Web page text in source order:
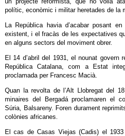
polític, econòmic i militar heretades de la
La República havia d’acabar posant
existent, i el fracàs de les expectatives
en alguns sectors del moviment obrer.
El 14 d’abril del 1931, el nounat govern
República Catalana, com a Estat
proclamada per Francesc Macià.
Quan la revolta de l’Alt Llobregat del
minaires del Bergadá proclamaren el
Súria, Balsareny. Foren durament
colònies africanes.
El cas de Casas Viejas (Cadis) el 1933